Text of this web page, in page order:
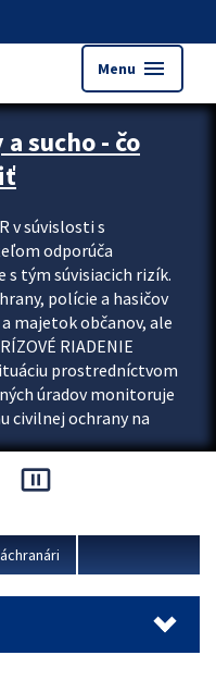
Menu menu
sucho - čo
v súvislosti s
odporúča
tým súvisiacich rizík.
polície a hasičov
majetok občanov, ale
RIADENIE
prostredníctvom
úradov monitoruje
civilnej ochrany na
pause_presentation